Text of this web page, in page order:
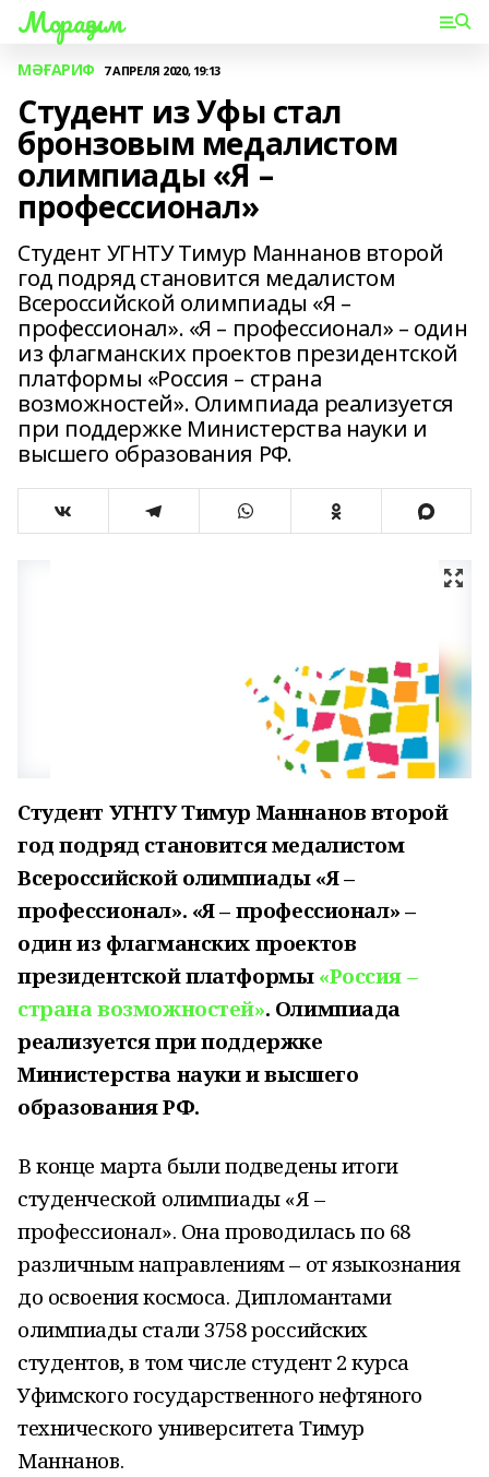
Мораҙым
МӘҒАРИФ 7 АПРЕЛЯ 2020, 19:13
Студент из Уфы стал
бронзовым медалистом
олимпиады «Я –
профессионал»
Студент УГНТУ Тимур Маннанов второй
год подряд становится медалистом
Всероссийской олимпиады «Я –
профессионал». «Я – профессионал» – один
из флагманских проектов президентской
платформы «Россия – страна
возможностей». Олимпиада реализуется
при поддержке Министерства науки и
высшего образования РФ.
Студент УГНТУ Тимур Маннанов второй
год подряд становится медалистом
Всероссийской олимпиады «Я –
профессионал». «Я – профессионал» –
одиниз флагманских проектов
президентской платформы «Россия –
страна возможностей». Олимпиада
реализуется при поддержке
Министерства науки и высшего
образования РФ.
В конце марта были подведены итоги
студенческой олимпиады «Я –
профессионал». Она проводилась по 68
различным направлениям – от языкознания
до освоения космоса. Дипломантами
олимпиады стали 3758 российских
студентов, в том числе студент 2 курса
Уфимского государственного нефтяного
технического университета Тимур
Маннанов.